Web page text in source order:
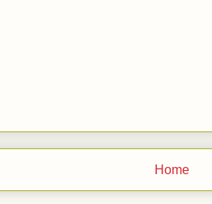
Home